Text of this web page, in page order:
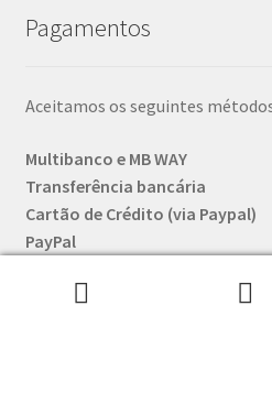
Pagamentos
Aceitamos os seguintes
Multibanco e MB WAY
Transferência bancária
Cartão de Crédito (via Paypal)
PayPal
Pesquisar
Pesquisa